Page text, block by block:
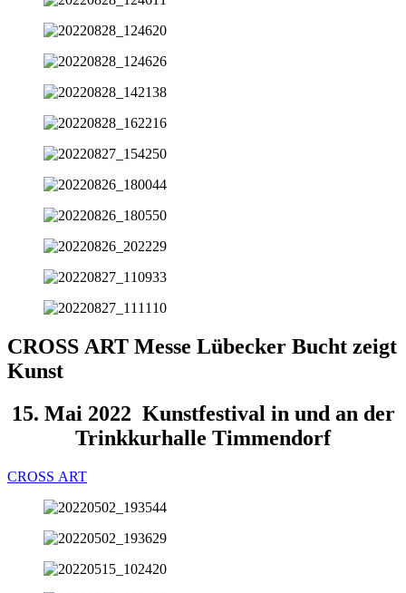
CROSS ART Messe Lübecker Bucht zeigt
Kunst
15. Mai 2022 Kunstfestival in und an der
Trinkkurhalle Timmendorf
CROSS ART